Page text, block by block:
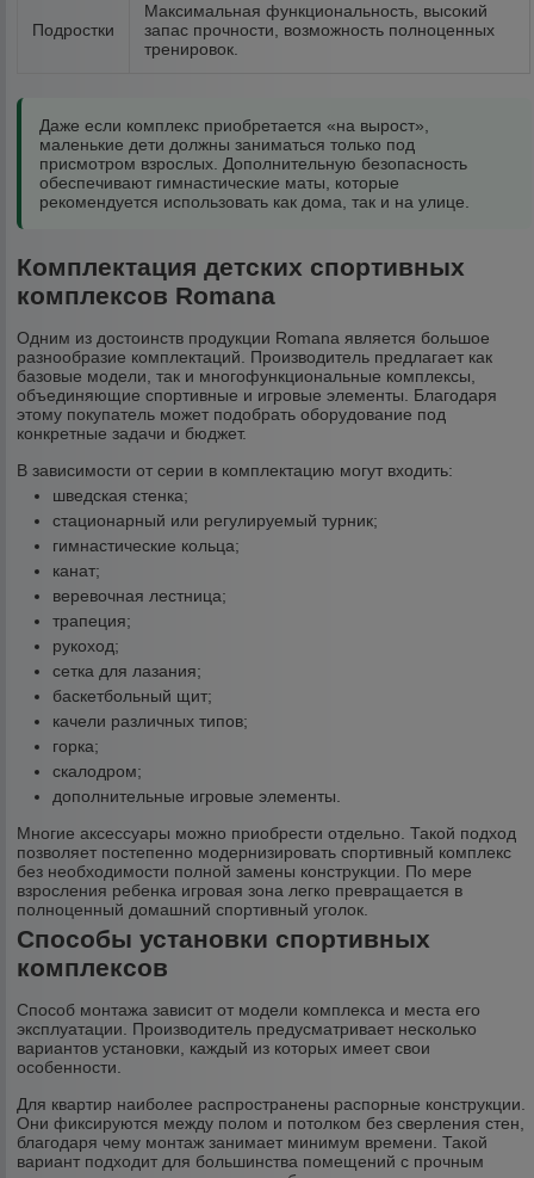
Подростки
Максимальная функциональность, высокий
запас прочности, возможность полноценных
тренировок.
Даже если комплекс приобретается «на вырост»,
маленькие дети должны заниматься только под
присмотром взрослых. Дополнительную безопасность
обеспечивают гимнастические маты, которые
рекомендуется использовать как дома, так и на улице.
Комплектация детских спортивных
комплексов Romana
Одним из достоинств продукции Romana является большое
разнообразие комплектаций. Производитель предлагает как
базовые модели, так и многофункциональные комплексы,
объединяющие спортивные и игровые элементы. Благодаря
этому покупатель может подобрать оборудование под
конкретные задачи и бюджет.
В зависимости от серии в комплектацию могут входить:
шведская стенка;
стационарный или регулируемый турник;
гимнастические кольца;
канат;
веревочная лестница;
трапеция;
рукоход;
сетка для лазания;
баскетбольный щит;
качели различных типов;
горка;
скалодром;
дополнительные игровые элементы.
Многие аксессуары можно приобрести отдельно. Такой подход
позволяет постепенно модернизировать спортивный комплекс
без необходимости полной замены конструкции. По мере
взросления ребенка игровая зона легко превращается в
полноценный домашний спортивный уголок.
Способы установки спортивных
комплексов
Способ монтажа зависит от модели комплекса и места его
эксплуатации. Производитель предусматривает несколько
вариантов установки, каждый из которых имеет свои
особенности.
Для квартир наиболее распространены распорные конструкции.
Они фиксируются между полом и потолком без сверления стен,
благодаря чему монтаж занимает минимум времени. Такой
вариант подходит для большинства помещений с прочным